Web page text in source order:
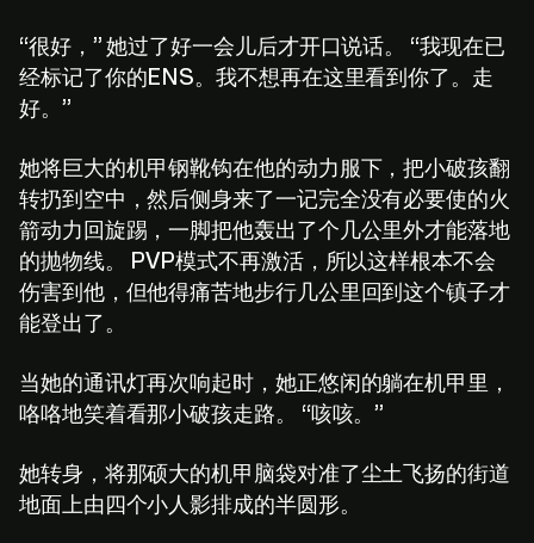
“很好，” 她过了好一会儿后才开口说话。 “我现在已
经标记了你的ENS。我不想再在这里看到你了。走
好。”
她将巨大的机甲钢靴钩在他的动力服下，把小破孩翻
转扔到空中，然后侧身来了一记完全没有必要使的火
箭动力回旋踢，一脚把他轰出了个几公里外才能落地
的抛物线。 PVP模式不再激活，所以这样根本不会
伤害到他，但他得痛苦地步行几公里回到这个镇子才
能登出了。
当她的通讯灯再次响起时，她正悠闲的躺在机甲里，
咯咯地笑着看那小破孩走路。 “咳咳。”
她转身，将那硕大的机甲脑袋对准了尘土飞扬的街道
地面上由四个小人影排成的半圆形。